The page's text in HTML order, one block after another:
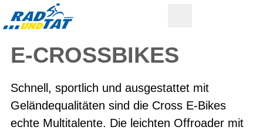
E-CROSSBIKES
Schnell, sportlich und ausgestattet mit
Geländequalitäten sind die Cross E-Bikes
echte Multitalente. Die leichten Offroader mit